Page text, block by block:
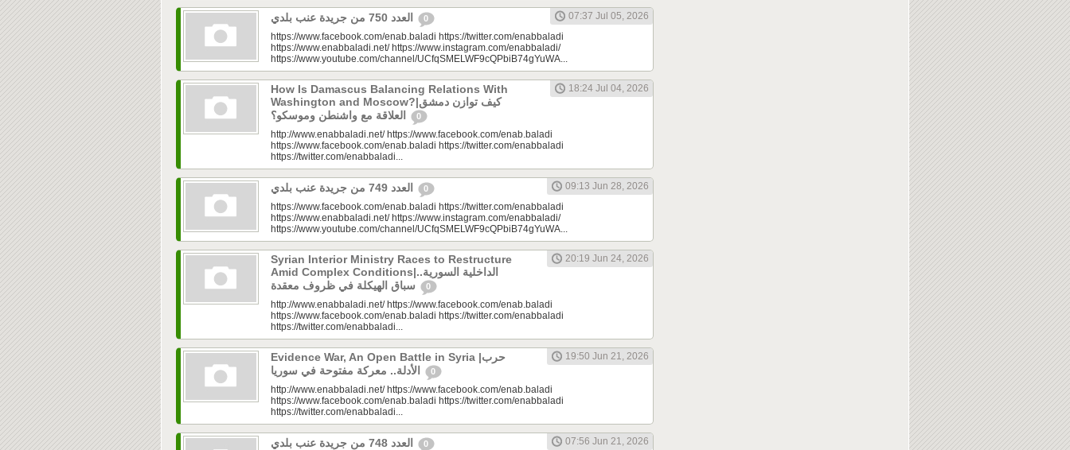
0
07:37 Jul 05, 2026
https://www.facebook.com/enab.baladi https://twitter.com/enabbaladi
https://www.enabbaladi.net/ https://www.instagram.com/enabbaladi/
https://www.youtube.com/channel/UCfqSMELWF9cQPbiB74gYuWA...
How Is Damascus Balancing Relations With
Washington and Moscow?|كيف توازن دمشق
0
18:24 Jul 04, 2026
http://www.enabbaladi.net/ https://www.facebook.com/enab.baladi
https://www.facebook.com/enab.baladi https://twitter.com/enabbaladi
https://twitter.com/enabbaladi...
0
09:13 Jun 28, 2026
https://www.facebook.com/enab.baladi https://twitter.com/enabbaladi
https://www.enabbaladi.net/ https://www.instagram.com/enabbaladi/
https://www.youtube.com/channel/UCfqSMELWF9cQPbiB74gYuWA...
Syrian Interior Ministry Races to Restructure
Amid Complex Conditions|الداخلية السورية..
0
20:19 Jun 24, 2026
http://www.enabbaladi.net/ https://www.facebook.com/enab.baladi
https://www.facebook.com/enab.baladi https://twitter.com/enabbaladi
https://twitter.com/enabbaladi...
Evidence War, An Open Battle in Syria |حرب
0
19:50 Jun 21, 2026
http://www.enabbaladi.net/ https://www.facebook.com/enab.baladi
https://www.facebook.com/enab.baladi https://twitter.com/enabbaladi
https://twitter.com/enabbaladi...
0
07:56 Jun 21, 2026